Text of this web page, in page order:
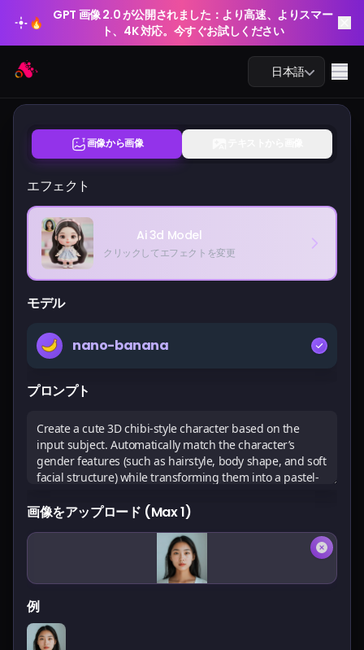
🔥
GPT 画像 2.0 が公開されました：より高速、よりスマー
ト、4K 対応。今すぐお試しください
日本語
AI学習
AI画像
AIツール
サインイン
🔥
GPT 画像 2.0 が公開されました：より高速、よりスマー
画像から画像
エフェクト
Ai 3d Model
クリックしてエフェクトを変更
モデル
nano-banana
プロンプト
画像をアップロード (Max 1)
例